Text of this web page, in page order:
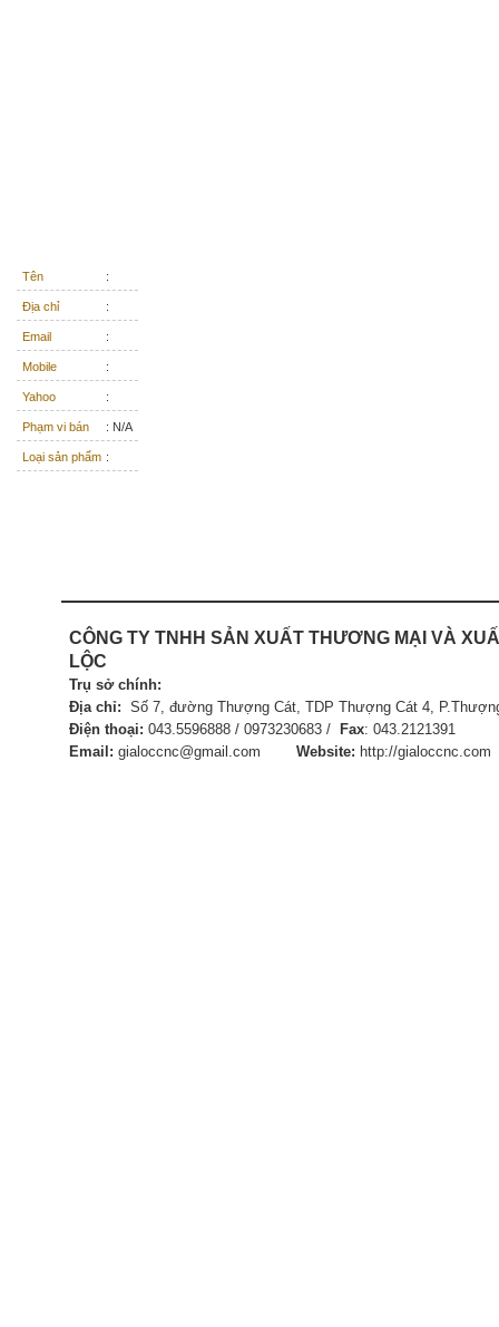
Tên :
Địa chỉ :
Email :
Mobile :
Yahoo :
Phạm vi bán : N/A
Loại sản phẩm :
CÔNG TY TNHH SẢN XUẤT THƯƠNG MẠI VÀ
LỘC
Trụ sở chính:
Địa chỉ: Số 7, đường Thượng Cát, TDP Thượng Cát 4,
Điện thoại: 043.5596888 / 0973230683 / Fax:
Email: gialoccnc@gmail.com Website: http://gialoccnc.com